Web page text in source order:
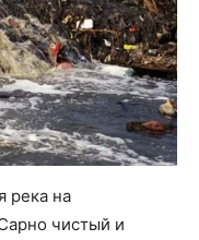
река на
чистый и